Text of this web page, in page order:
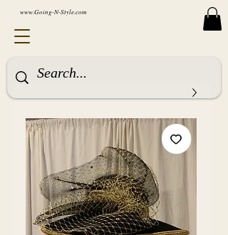
www.Going-N-Style.com